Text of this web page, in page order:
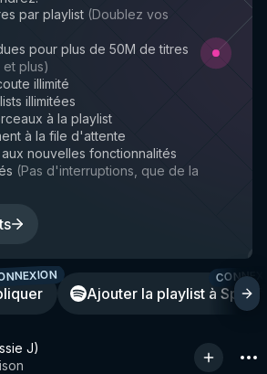
par playlist (Doublez vos
pour plus de 50M de titres
et plus)
illimité
illimitées
à la playlist
à la file d'attente
nouvelles fonctionnalités
(Pas d'interruptions, que de la
Ajouter la playlist à
J)